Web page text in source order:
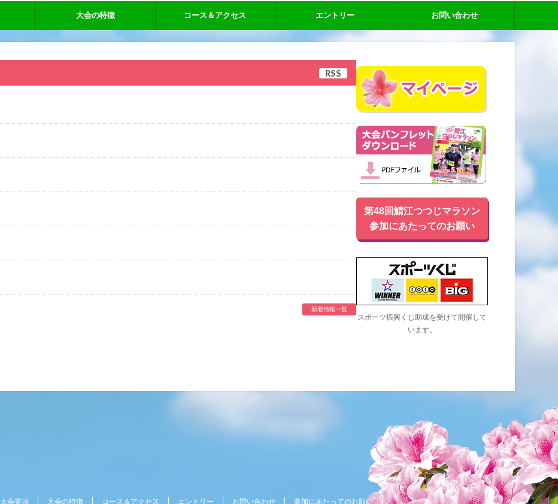
大会の特徴 コース＆アクセス エントリー お問い合わせ
RSS
新着情報一覧
第48回鯖江つつじマラソン
参加にあたってのお願い
スポーツ振興くじ助成を受けて開催して
います。
大会要項 大会の特徴 コース＆アクセス エントリー お問い合わせ 参加にあたってのお願い